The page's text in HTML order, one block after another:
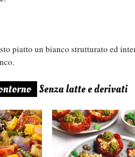
piatto un bianco strutturato ed
Senza latte e derivati